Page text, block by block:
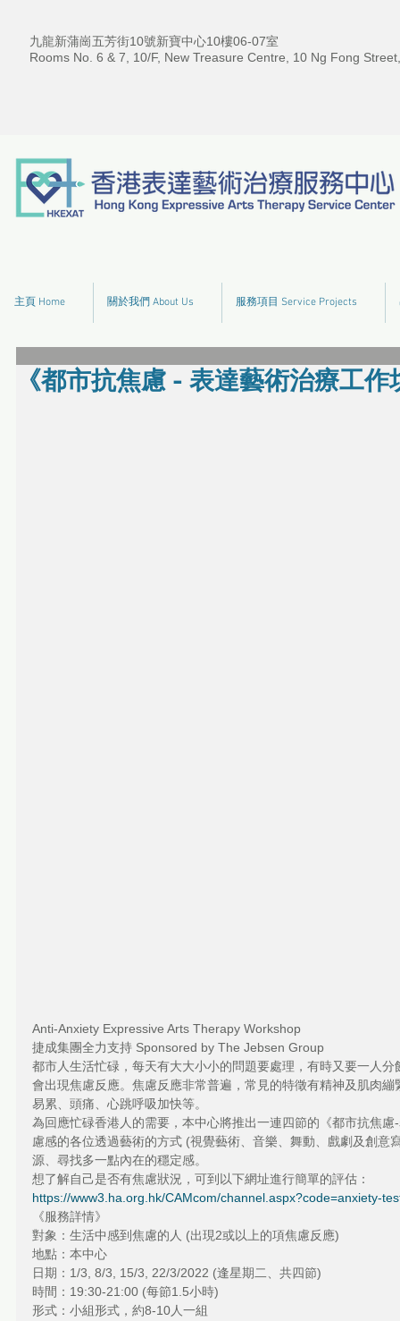
九龍新蒲崗五芳街10號新寶中心10樓06-07室
Rooms No. 6 & 7, 10/F, New Treasure Centre, 10 Ng Fong
主頁 Home 關於我們 About Us 服務項目 Service Projects
《都市抗焦慮 - 表達藝術治療工作
Anti-Anxiety Expressive Arts Therapy Workshop
捷成集團全力支持 Sponsored by The Jebsen Group
都市人生活忙碌，每天有大大小小的問題要處理，有時又要一人
會出現焦慮反應。焦慮反應非常普遍，常見的特徵有精神及肌肉
易累、頭痛、心跳呼吸加快等。
為回應忙碌香港人的需要，本中心將推出一連四節的《都市抗焦
慮感的各位透過藝術的方式 (視覺藝術、音樂、舞動、戲劇及創意
源、尋找多一點內在的穩定感。
想了解自己是否有焦慮狀況，可到以下網址進行簡單的評估：
https://www3.ha.org.hk/CAMcom/channel.aspx?code=anxiety-
《服務詳情》
對象：生活中感到焦慮的人 (出現2或以上的項焦慮反應)
地點：本中心
日期：1/3, 8/3, 15/3, 22/3/2022 (逢星期二、共四節)
時間：19:30-21:00 (每節1.5小時)
形式：小組形式，約8-10人一組